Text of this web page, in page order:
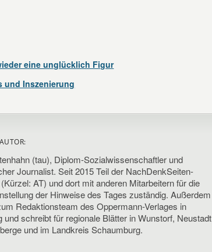
eine unglücklich Figur
und Inszenierung
(tau), Diplom-Sozialwissenschaftler und
Journalist. Seit 2015 Teil der NachDenkSeiten-
AT) und dort mit anderen Mitarbeitern für die
der Hinweise des Tages zuständig. Außerdem
Redaktionsteam des Oppermann-Verlages in
und schreibt für regionale Blätter in Wunstorf, Neustadt
und im Landkreis Schaumburg.